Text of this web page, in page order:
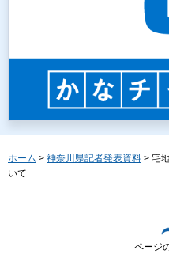
ホーム > 神奈川県記者発表資料 > 宅
いて
ページ